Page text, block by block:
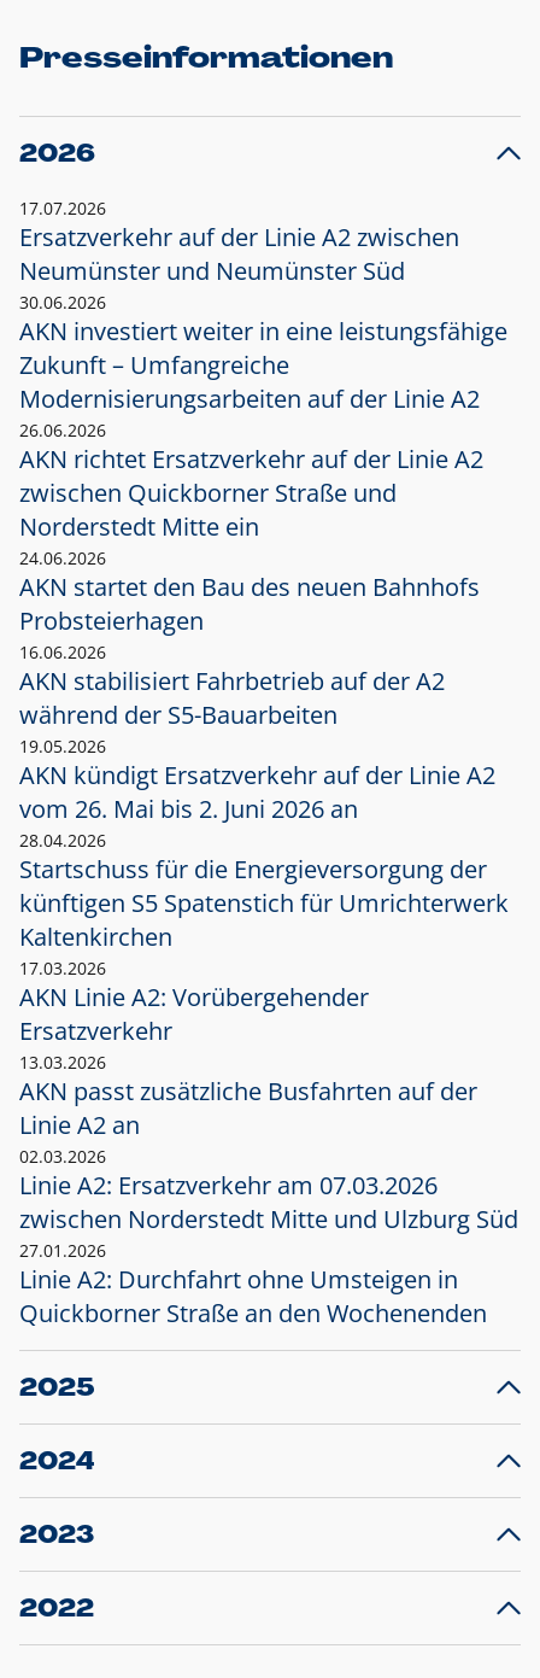
Presseinformationen
2026
17.07.2026
Ersatzverkehr auf der Linie A2 zwischen
Neumünster und Neumünster Süd
30.06.2026
AKN investiert weiter in eine leistungsfähige
Zukunft – Umfangreiche
Modernisierungsarbeiten auf der Linie A2
26.06.2026
AKN richtet Ersatzverkehr auf der Linie A2
zwischen Quickborner Straße und
Norderstedt Mitte ein
24.06.2026
AKN startet den Bau des neuen Bahnhofs
Probsteierhagen
16.06.2026
AKN stabilisiert Fahrbetrieb auf der A2
während der S5-Bauarbeiten
19.05.2026
AKN kündigt Ersatzverkehr auf der Linie A2
vom 26. Mai bis 2. Juni 2026 an
28.04.2026
Startschuss für die Energieversorgung der
künftigen S5 Spatenstich für Umrichterwerk
Kaltenkirchen
17.03.2026
AKN Linie A2: Vorübergehender
Ersatzverkehr
13.03.2026
AKN passt zusätzliche Busfahrten auf der
Linie A2 an
02.03.2026
Linie A2: Ersatzverkehr am 07.03.2026
zwischen Norderstedt Mitte und Ulzburg Süd
27.01.2026
Linie A2: Durchfahrt ohne Umsteigen in
Quickborner Straße an den Wochenenden
2025
23.12.2025
Projekt S5: Start der Bauarbeiten am
2024
10.12.2024
Großprojekt S5: Sperrung der Bahnstraße in
2023
20.12.2023
Schleswig-Holstein verlängert den
2022
22.12.2022